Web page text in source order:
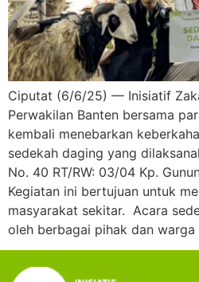
Ciputat (6/6/25) — Inisiatif
Perwakilan Banten bersama
kembali menebarkan
sedekah daging yang
No. 40 RT/RW: 03/04 Kp.
Kegiatan ini bertujuan untuk
masyarakat sekitar. Acara
oleh berbagai pihak dan